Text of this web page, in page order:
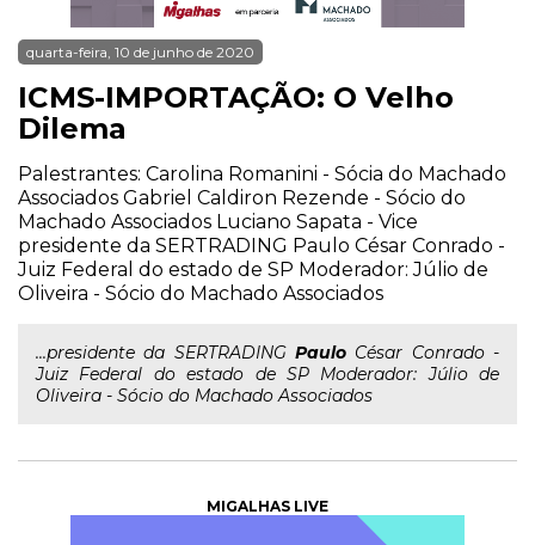
quarta-feira, 10 de junho de 2020
ICMS-IMPORTAÇÃO: O Velho
Dilema
Palestrantes: Carolina Romanini - Sócia do Machado
Associados Gabriel Caldiron Rezende - Sócio do
Machado Associados Luciano Sapata - Vice
presidente da SERTRADING Paulo César Conrado -
Juiz Federal do estado de SP Moderador: Júlio de
Oliveira - Sócio do Machado Associados
...presidente da SERTRADING Paulo César Conrado -
Juiz Federal do estado de SP Moderador: Júlio de
Oliveira - Sócio do Machado Associados
MIGALHAS LIVE